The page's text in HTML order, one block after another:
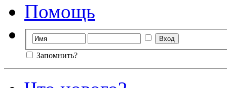
Помощь
Запомнить?